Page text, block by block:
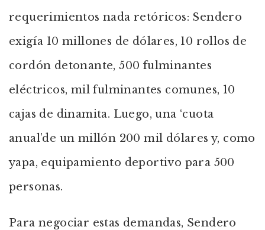
requerimientos nada retóricos: Sendero
exigía 10 millones de dólares, 10 rollos de
cordón detonante, 500 fulminantes
eléctricos, mil fulminantes comunes, 10
cajas de dinamita. Luego, una ‘cuota
anual’de un millón 200 mil dólares y, como
yapa, equipamiento deportivo para 500
personas.
Para negociar estas demandas, Sendero